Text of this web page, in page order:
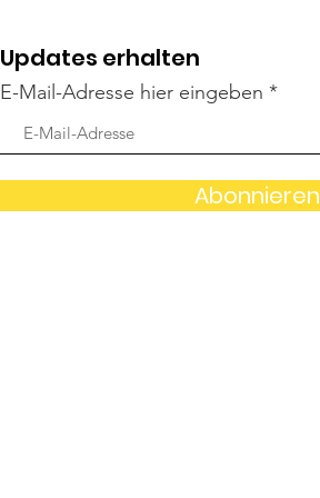
Updates erhalten
E-Mail-Adresse hier eingeben
Abonnieren